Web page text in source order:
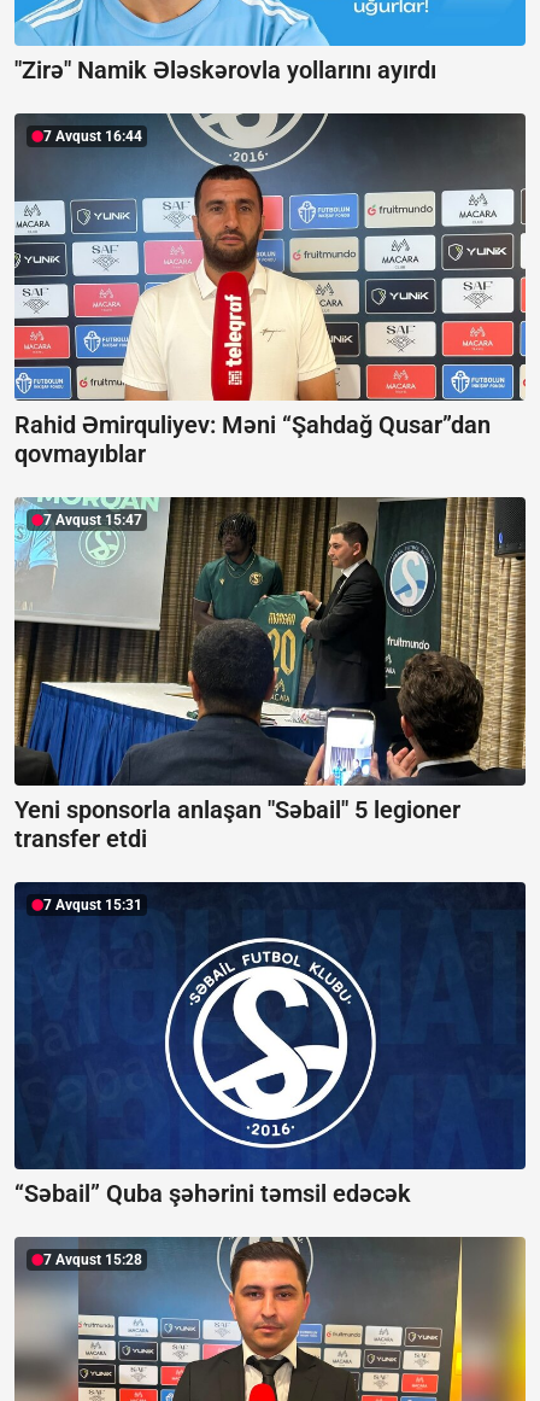
"Zirə" Namik Ələskərovla yollarını ayırdı
7 Avqust 16:44
Rahid Əmirquliyev: Məni “Şahdağ Qusar”dan
qovmayıblar
7 Avqust 15:47
Yeni sponsorla anlaşan "Səbail" 5 legioner
transfer etdi
7 Avqust 15:31
“Səbail” Quba şəhərini təmsil edəcək
7 Avqust 15:28